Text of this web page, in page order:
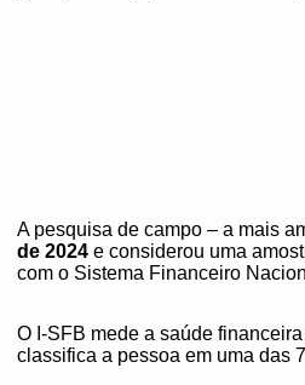
A pesquisa de campo – a mais
de 2024 e considerou uma
com o Sistema Financeiro
O I-SFB mede a saúde
classifica a pessoa em uma das